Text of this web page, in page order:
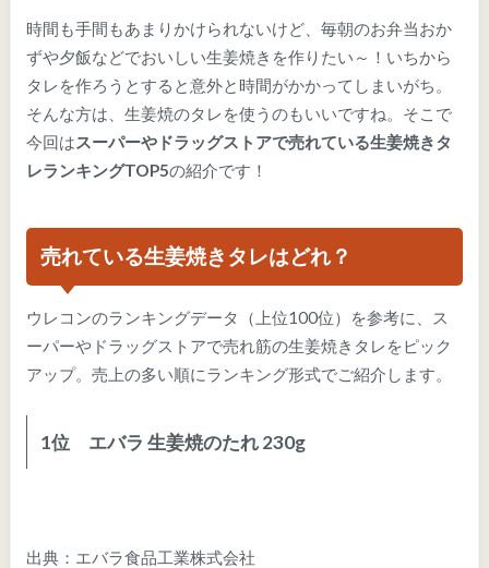
時間も手間もあまりかけられないけど、毎朝のお弁当おか
ずや夕飯などでおいしい生姜焼きを作りたい～！いちから
タレを作ろうとすると意外と時間がかかってしまいがち。
そんな方は、生姜焼のタレを使うのもいいですね。そこで
今回はスーパーやドラッグストアで売れている生姜焼きタ
レランキングTOP5の紹介です！
売れている生姜焼きタレはどれ？
ウレコンのランキングデータ（上位100位）を参考に、ス
ーパーやドラッグストアで売れ筋の生姜焼きタレをピック
アップ。売上の多い順にランキング形式でご紹介します。
1位 エバラ 生姜焼のたれ 230g
出典：エバラ食品工業株式会社